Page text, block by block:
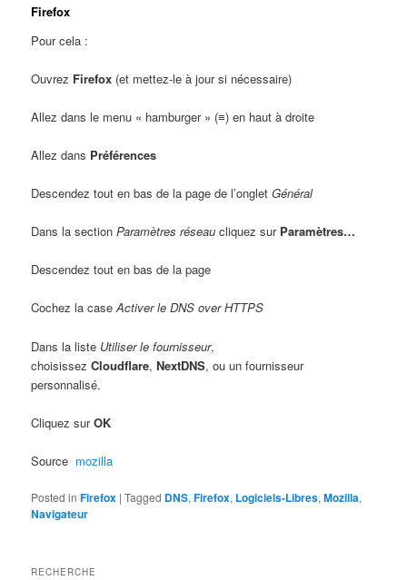
Firefox
Pour cela :
Ouvrez Firefox (et mettez-le à jour si nécessaire)
Allez dans le menu « hamburger » (≡) en haut à droite
Allez dans Préférences
Descendez tout en bas de la page de l’ongletGénéral
Dans la sectionParamètres réseaucliquez sur Paramètres…
Descendez tout en bas de la page
Cochez la caseActiver le DNS over HTTPS
Dans la liste Utiliser le fournisseur,
choisissezCloudflare,NextDNS, ou un fournisseur
personnalisé.
Cliquez surOK
Source mozilla
Posted in Firefox |Tagged DNS,Firefox, Logiciels-Libres,Mozilla,
Navigateur
RECHERCHE